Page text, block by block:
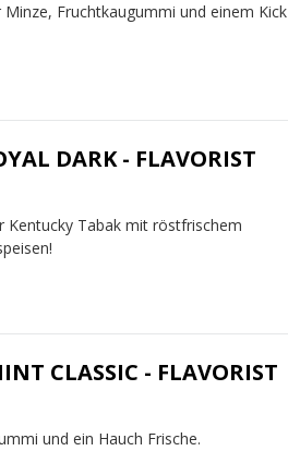
Fruchtkaugummi und einem Kick
DARK - FLAVORIST
Kentucky Tabak mit röstfrischem
CLASSIC - FLAVORIST
und ein Hauch Frische.